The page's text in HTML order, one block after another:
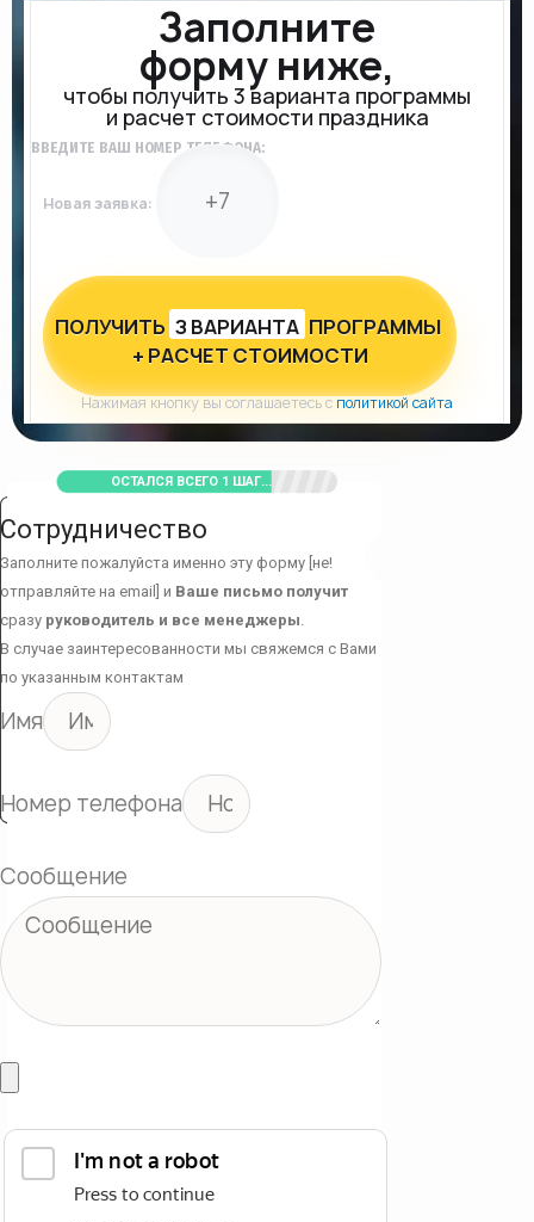
Заполните
форму ниже,
чтобы получить 3 варианта программы
и расчет стоимости праздника
ВВЕДИТЕ ВАШ НОМЕР ТЕЛЕФОНА:
Новая заявка:
ПОЛУЧИТЬ З ВАРИАНТА ПРОГРАММЫ
+ РАСЧЕТ СТОИМОСТИ
Нажимая кнопку вы соглашаетесь сполитикой сайта
ОСТАЛСЯ ВСЕГО 1 ШАГ...
Сотрудничество
Заполните пожалуйста именно эту форму [не!
отправляйте на email] и Ваше письмо получит
сразу руководитель и все менеджеры.
В случае заинтересованности мы свяжемся с Вами
по указанным контактам
Имя
Номер телефона
Сообщение